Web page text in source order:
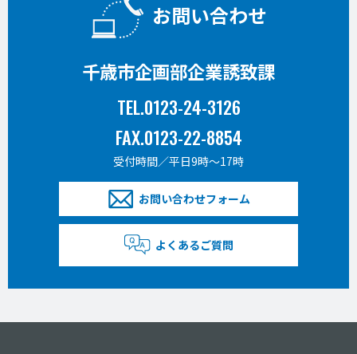
お問い合わせ
千歳市企画部企業誘致課
TEL.0123-24-3126
FAX.0123-22-8854
受付時間／平日9時〜17時
お問い合わせフォーム
よくあるご質問